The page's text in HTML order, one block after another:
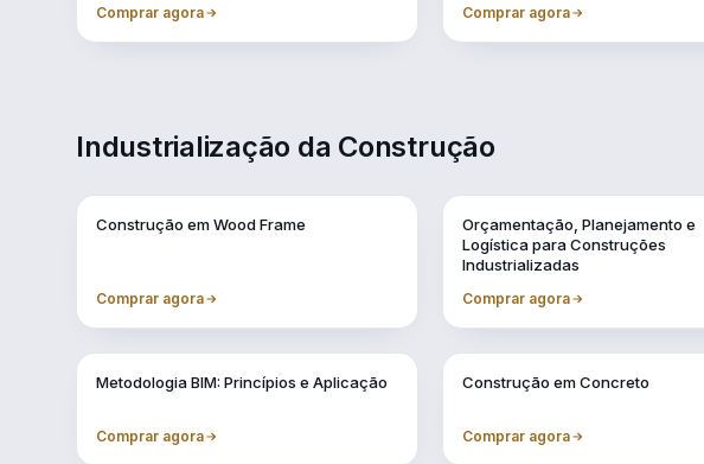
Comprar agora Comprar agora
Industrialização da Construção
Construção em Wood Frame
Comprar agora
Orçamentação, Planejamento e
Logística para Construções
Industrializadas
Comprar agora
Metodologia BIM: Princípios e Aplicação
Comprar agora
Construção em Concreto
Comprar agora